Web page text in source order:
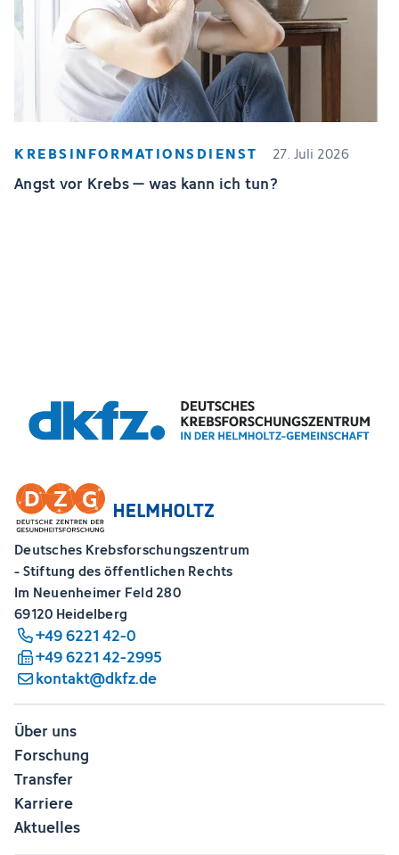
KREBSINFORMATIONSDIENST 27. Juli 2026
Angst vor Krebs – was kann ich tun?
Deutsches Krebsforschungszentrum
- Stiftung des öffentlichen Rechts
Im Neuenheimer Feld 280
69120 Heidelberg
+49 6221 42-0
+49 6221 42-2995
kontakt@dkfz.de
Über uns
Forschung
Transfer
Karriere
Aktuelles